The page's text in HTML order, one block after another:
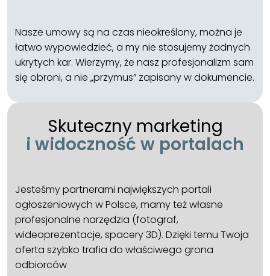
Nasze umowy są na czas nieokreślony, można je
łatwo wypowiedzieć, a my nie stosujemy żadnych
ukrytych kar. Wierzymy, że nasz profesjonalizm sam
się obroni, a nie „przymus” zapisany w dokumencie.
Skuteczny marketing
i widoczność w portalach
Jesteśmy partnerami największych portali
ogłoszeniowych w Polsce, mamy też własne
profesjonalne narzędzia (fotograf,
wideoprezentacje, spacery 3D). Dzięki temu Twoja
oferta szybko trafia do właściwego grona
odbiorców